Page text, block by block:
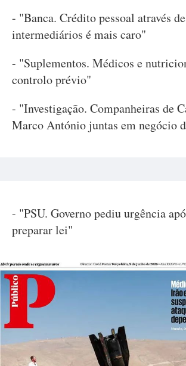
- "Banca. Crédito pessoal através de
intermediários é mais caro"
- "Suplementos. Médicos e
controlo prévio"
- "Investigação. Companheiras de
Marco António juntas em negócio
- "PSU. Governo pediu urgência
preparar lei"